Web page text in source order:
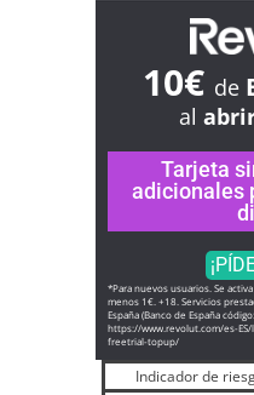
10€ de
al
Tarjeta
adicionales
*Para nuevos usuarios. Se
menos 1€. +18. Servicios
España (Banco de España
https://www.revolut.com/es-ES/
freetrial-topup/
Indicador de